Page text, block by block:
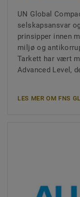
UN Global
selskapsansvar
prinsipper innen
miljø og
Tarkett har vært
Advanced Level,
LES MER OM FNS